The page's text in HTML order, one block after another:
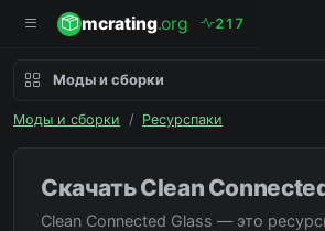
mcrating.org 2 1 7
Моды и сборки
Моды и сборки / Ресурспаки
Скачать Clean
Clean Connected Glass — это